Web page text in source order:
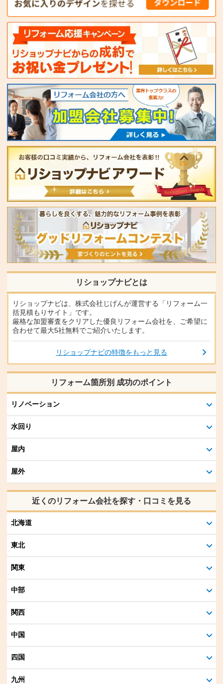
リショップナビとは
リショップナビは、株式会社じげんが運営する「リフォーム一
括見積もりサイト」です。
厳格な加盟審査をクリアした優良リフォーム会社を、ご希望に
合わせて最大5社無料でご紹介いたします。
リショップナビの特徴をもっと見る
リフォーム箇所別 成功のポイント
リノベーション
水回り
屋内
屋外
近くのリフォーム会社を探す・口コミを見る
北海道
東北
関東
中部
関西
中国
四国
九州